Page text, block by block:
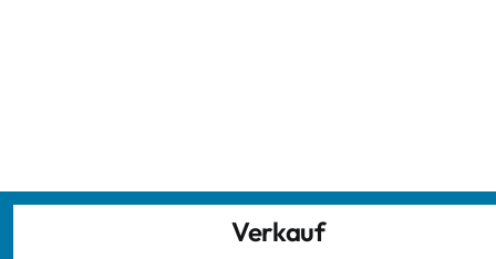
Verkauf